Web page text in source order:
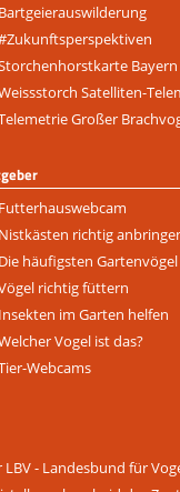
Bartgeierauswilderung
Bayern
Satelliten-
Großer
Futterhauswebcam
Nistkästen richtig
Die häufigsten Gartenvögel
richtig füttern
Insekten im Garten helfen
Vogel ist das?
Webcams
LBV - Landesbund für